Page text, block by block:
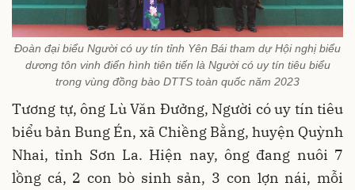
Đoàn đại biểu Người có uy tín tỉnh Yên Bái tham dự Hội nghị biểu
dương tôn vinh điển hình tiên tiến là Người có uy tín tiêu biểu
trong vùng đồng bào DTTS toàn quốc năm 2023
Tương tự, ông Lù Văn Đưởng, Người có uy tín tiêu
biểu bản Bung Én, xã Chiềng Bằng, huyện Quỳnh
Nhai, tỉnh Sơn La. Hiện nay, ông đang nuôi 7
lồng cá, 2 con bò sinh sản, 3 con lợn nái, mỗi